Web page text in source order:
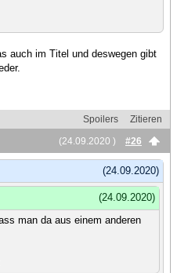
auch im Titel und deswegen gibt
Spoilers
Zitieren
(24.09.2020 )
#26
(24.09.2020)
(24.09.2020)
man da aus einem anderen